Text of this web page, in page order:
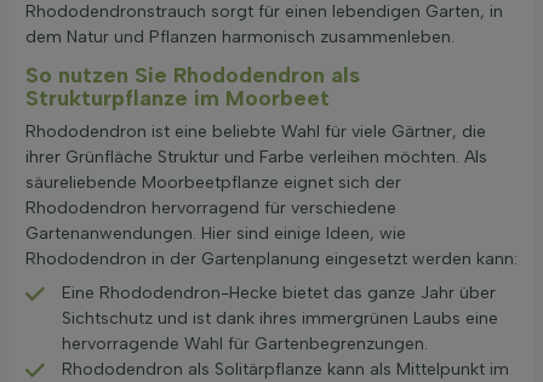
Rhododendronstrauch sorgt für einen lebendigen Garten, in
dem Natur und Pflanzen harmonisch zusammenleben.
So nutzen Sie Rhododendron als
Strukturpflanze im Moorbeet
Rhododendron ist eine beliebte Wahl für viele Gärtner, die
ihrer Grünfläche Struktur und Farbe verleihen möchten. Als
säureliebende Moorbeetpflanze eignet sich der
Rhododendron hervorragend für verschiedene
Gartenanwendungen. Hier sind einige Ideen, wie
Rhododendron in der Gartenplanung eingesetzt werden kann:
Eine Rhododendron-Hecke bietet das ganze Jahr über
Sichtschutz und ist dank ihres immergrünen Laubs eine
hervorragende Wahl für Gartenbegrenzungen.
Rhododendron als Solitärpflanze kann als Mittelpunkt im